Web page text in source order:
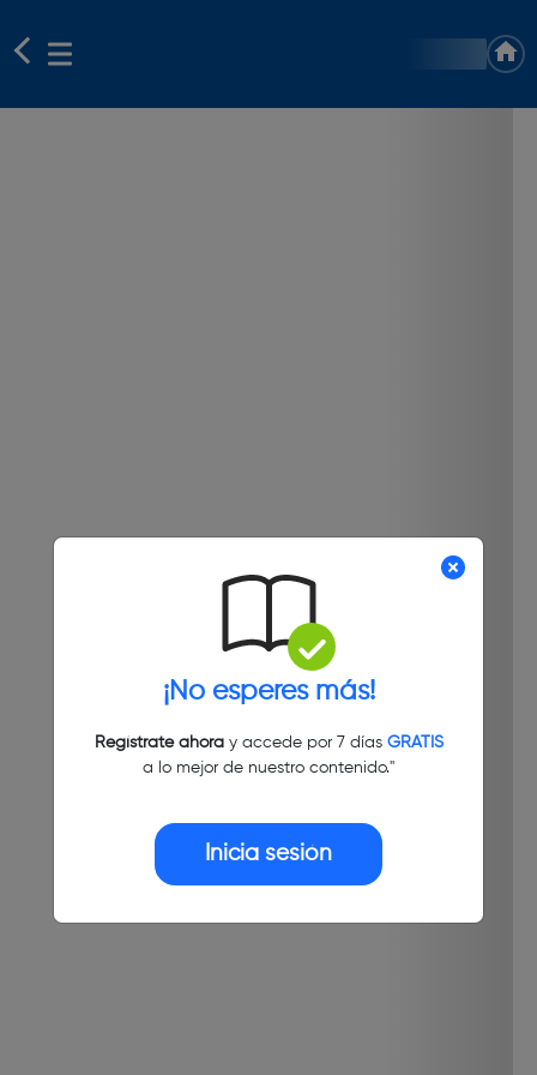
¡No esperes más!
Regístrate ahoray accede por 7 días GRATIS
a lo mejor de nuestro contenido."
Inicia sesión